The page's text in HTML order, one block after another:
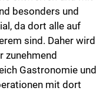
besonders und
da dort alle auf
sind. Daher wird
zunehmend
Gastronomie und
mit dort